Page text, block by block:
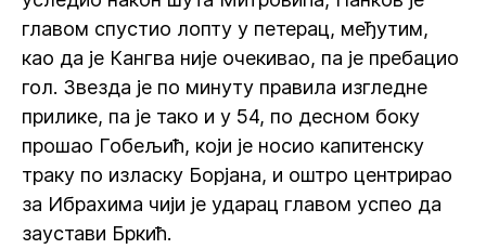
главом спустио лопту у петерац, међутим,
као да је Кангва није очекивао, па је пребацио
гол. Звезда је по минуту правила изгледне
прилике, па је тако и у 54, по десном боку
прошао Гобељић, који је носио капитенску
траку по изласку Борјана, и оштро центрирао
за Ибрахима чији је ударац главом успео да
заустави Бркић.